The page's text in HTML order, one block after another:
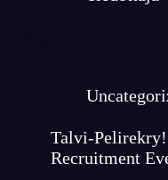
Talvi-
Recruitment